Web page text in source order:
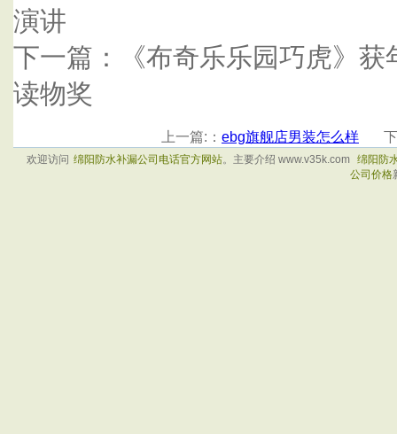
演讲
下一篇：《布奇乐乐园巧虎》
读物奖
上一篇:： ebg旗舰店男装怎么样 下
欢迎访问 绵阳防水补漏公司电话官方网站。主要介绍 www.v35k.com 绵阳防
公司价格